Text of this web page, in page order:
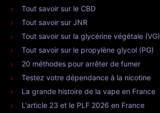
Tout savoir sur le CBD
Tout savoir sur JNR
Tout savoir sur la glycérine végétale (VG)
Tout savoir sur le propylène glycol (PG)
20 méthodes pour arrêter de fumer
Testez votre dépendance à la nicotine
La grande histoire de la vape en France
L'article 23 et le PLF 2026 en France